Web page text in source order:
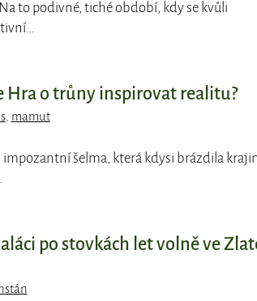
to podivné, tiché období, kdy se kvůli
Hra o trůny inspirovat realitu?
, mamut
impozantní šelma, která kdysi brázdila
po stovkách let volně ve